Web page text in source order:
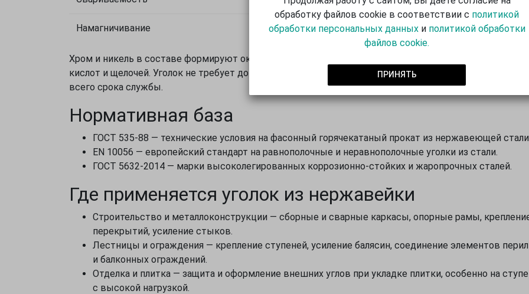
Намагничивание не намагничивается
Хром и никель в составе формируют оксидную пленку, которая защищает поверхность от коррозии,
кислот и щелочей. Уголок не требует дополнительного покрытия и сохраняет внешний вид на
всего срока службы.
Нормативная база
ГОСТ 535-88 — технические условия на фасонный горячекатаный прокат из нержавеющей
EN 10056 — европейский стандарт на равнополочные и неравнополочные уголки из стали.
ГОСТ 5632-2014 — марки высоколегированных коррозионно-стойких и жаропрочных сталей.
Где применяется уголок из нержавейки
Строительство и металлоконструкции — сборные и сварные каркасы, опорные рамы,
перекрытий, усиление стыков.
Лестницы и ограждения — крепление ступеней, усиление балясин, соединение элементов перил
и балконных ограждений.
Отделка и плитка — защита и оформление внешних углов при укладке плитки, особенно на
с высокой нагрузкой.
обработку файлов cookie в соответствии с политикой
обработки персональных данныхи политикой обработки
файлов cookie.
ПРИНЯТЬ